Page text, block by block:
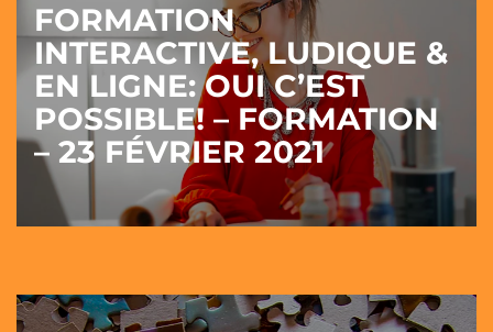
FORMATION
INTERACTIVE, LUDIQUE &
EN LIGNE: OUI C’EST
POSSIBLE! – FORMATION
– 23 FÉVRIER 2021